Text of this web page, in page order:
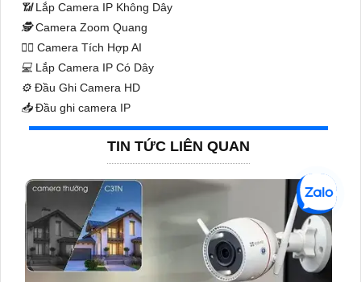
📶Lắp Camera IP Không Dây
🕵️Camera Zoom Quang
🧛‍♀️ Camera Tích Hợp AI
💻 Lắp Camera IP Có Dây
⚙️ Đầu Ghi Camera HD
📥Đầu ghi camera IP
TIN TỨC LIÊN QUAN